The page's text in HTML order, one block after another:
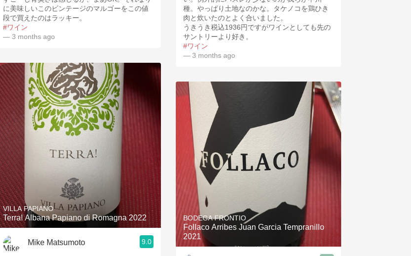
に美味しいこのビンテージのマルゴーをこの値
段で買えたのはラッキー。
#ワイン
— 3 months ago
VILLA PAPIANO
Terra! Albana Papiano di Romagna 2022
Mike Matsumoto 9.0
種。やっぱり土地なのかな。タケノコを鶏ひき
肉と炊いたのとよく合いました。
うきうき税込1936円ですがワインとしても先の
サントリーより好き。
#ワイン
— 3 months ago
BODEGA FRONTIO
Follaco Arribes Juan Garcia Tempranillo
2021